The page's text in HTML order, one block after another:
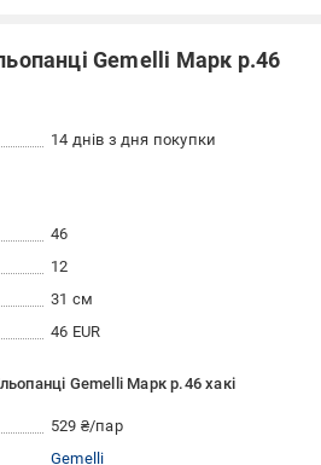
Gemelli Марк р.46
14 днів з дня покупки
46
12
31 см
46 EUR
Gemelli Марк р.46 хакі
529 ₴/пар
Gemelli